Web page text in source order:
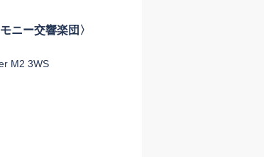
ニー交響楽団〉
M2 3WS